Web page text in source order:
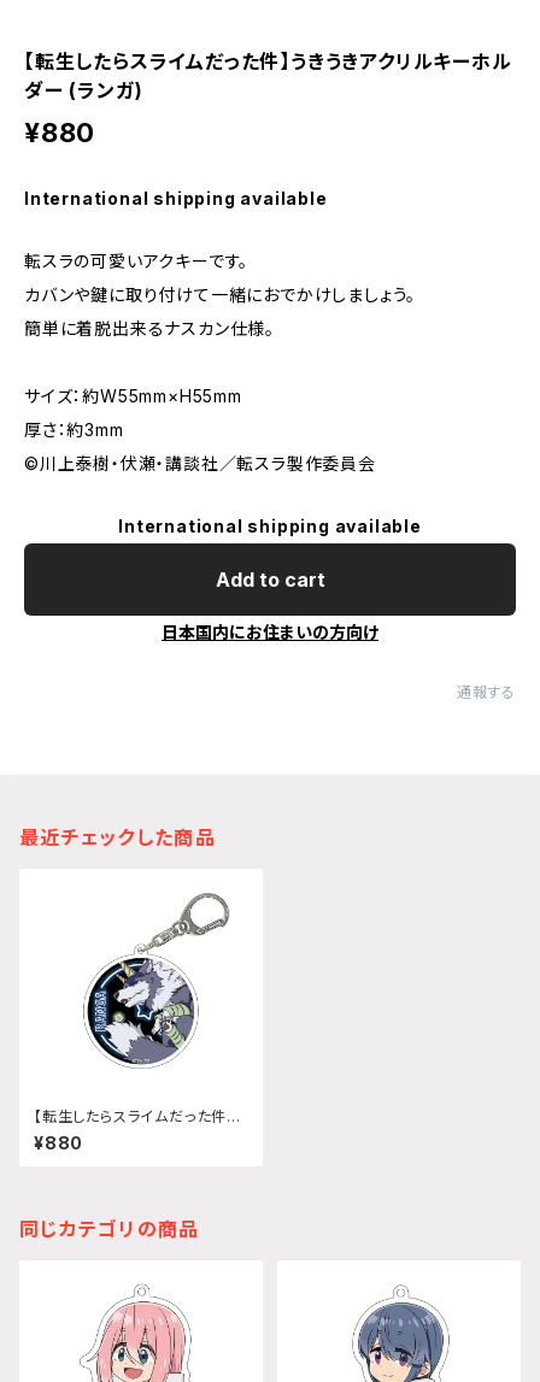
【転生したらスライムだった件】うきうきアクリルキーホル
ダー (ランガ)
¥880
International shipping available
転スラの可愛いアクキーです。
カバンや鍵に取り付けて一緒におでかけしましょう。
簡単に着脱出来るナスカン仕様。
サイズ：約W55mm×H55mm
厚さ：約3mm
©川上泰樹・伏瀬・講談社／転スラ製作委員会
International shipping available
Add to cart
日本国内にお住まいの方向け
通報する
最近チェックした商品
【転生したらスライムだった件】う
きうきアクリルキーホルダー (ラ
ンガ)
¥880
同じカテゴリの商品